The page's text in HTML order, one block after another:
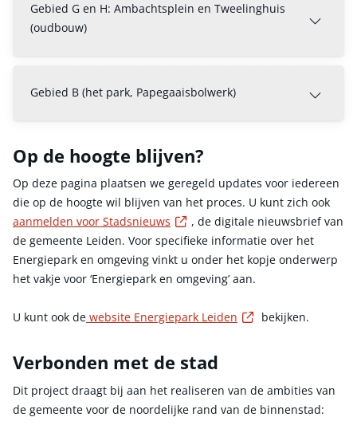
Gebied G en H: Ambachtsplein en Tweelinghuis
(oudbouw)
Gebied B (het park, Papegaaisbolwerk)
Op de hoogte blijven?
Op deze pagina plaatsen we geregeld updates voor iedereen
die op de hoogte wil blijven van het proces. U kunt zich ook
aanmelden voor Stadsnieuws
Externe link
, de digitale nieuwsbrief van
de gemeente Leiden. Voor specifieke informatie over het
Energiepark en omgeving vinkt u onder het kopje onderwerp
het vakje voor ‘Energiepark en omgeving’ aan.
U kunt ook de website Energiepark Leiden Externe link
bekijken.
Verbonden met de stad
Dit project draagt bij aan het realiseren van de ambities van
de gemeente voor de noordelijke rand van de binnenstad: